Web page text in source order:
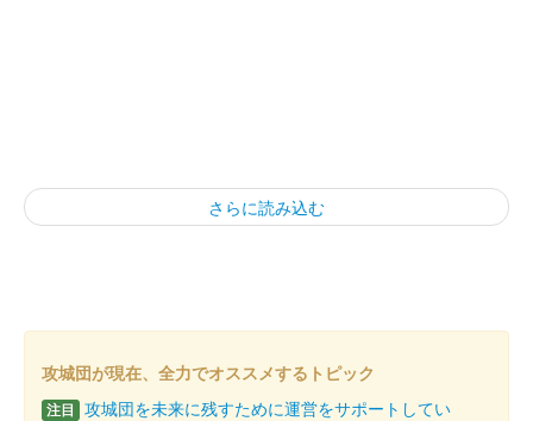
さらに読み込む
攻城団が現在、全力でオススメするトピック
注目 攻城団を未来に残すために運営をサポートしてい